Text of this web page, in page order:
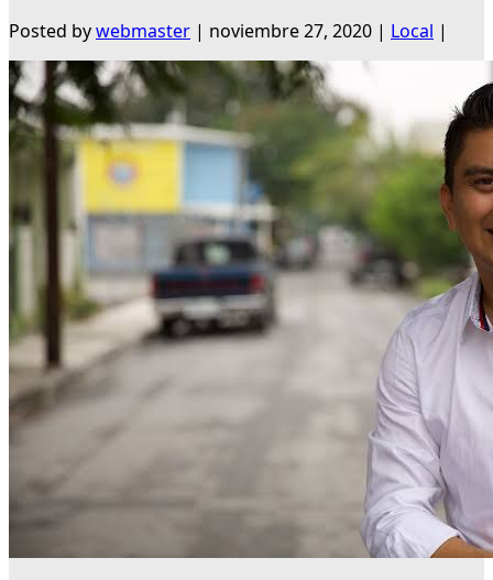
Posted bywebmaster | noviembre 27, 2020 | Local |